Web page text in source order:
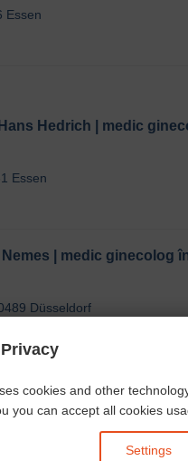
Essen
Hedrich | medic
Essen
Nemes | medic ginecolog
Düsseldorf
| medic ginecolog
Düsseldorf
cookies and other
you can accept all cookies
Settings